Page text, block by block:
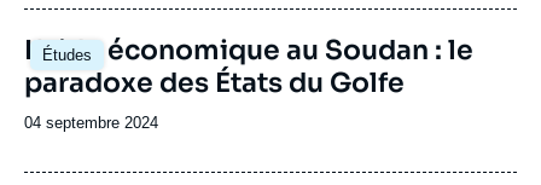
publication
Études
Image
principale
L'aide économique au Soudan : le
paradoxe des États du Golfe
Date
publication
04 septembre 2024